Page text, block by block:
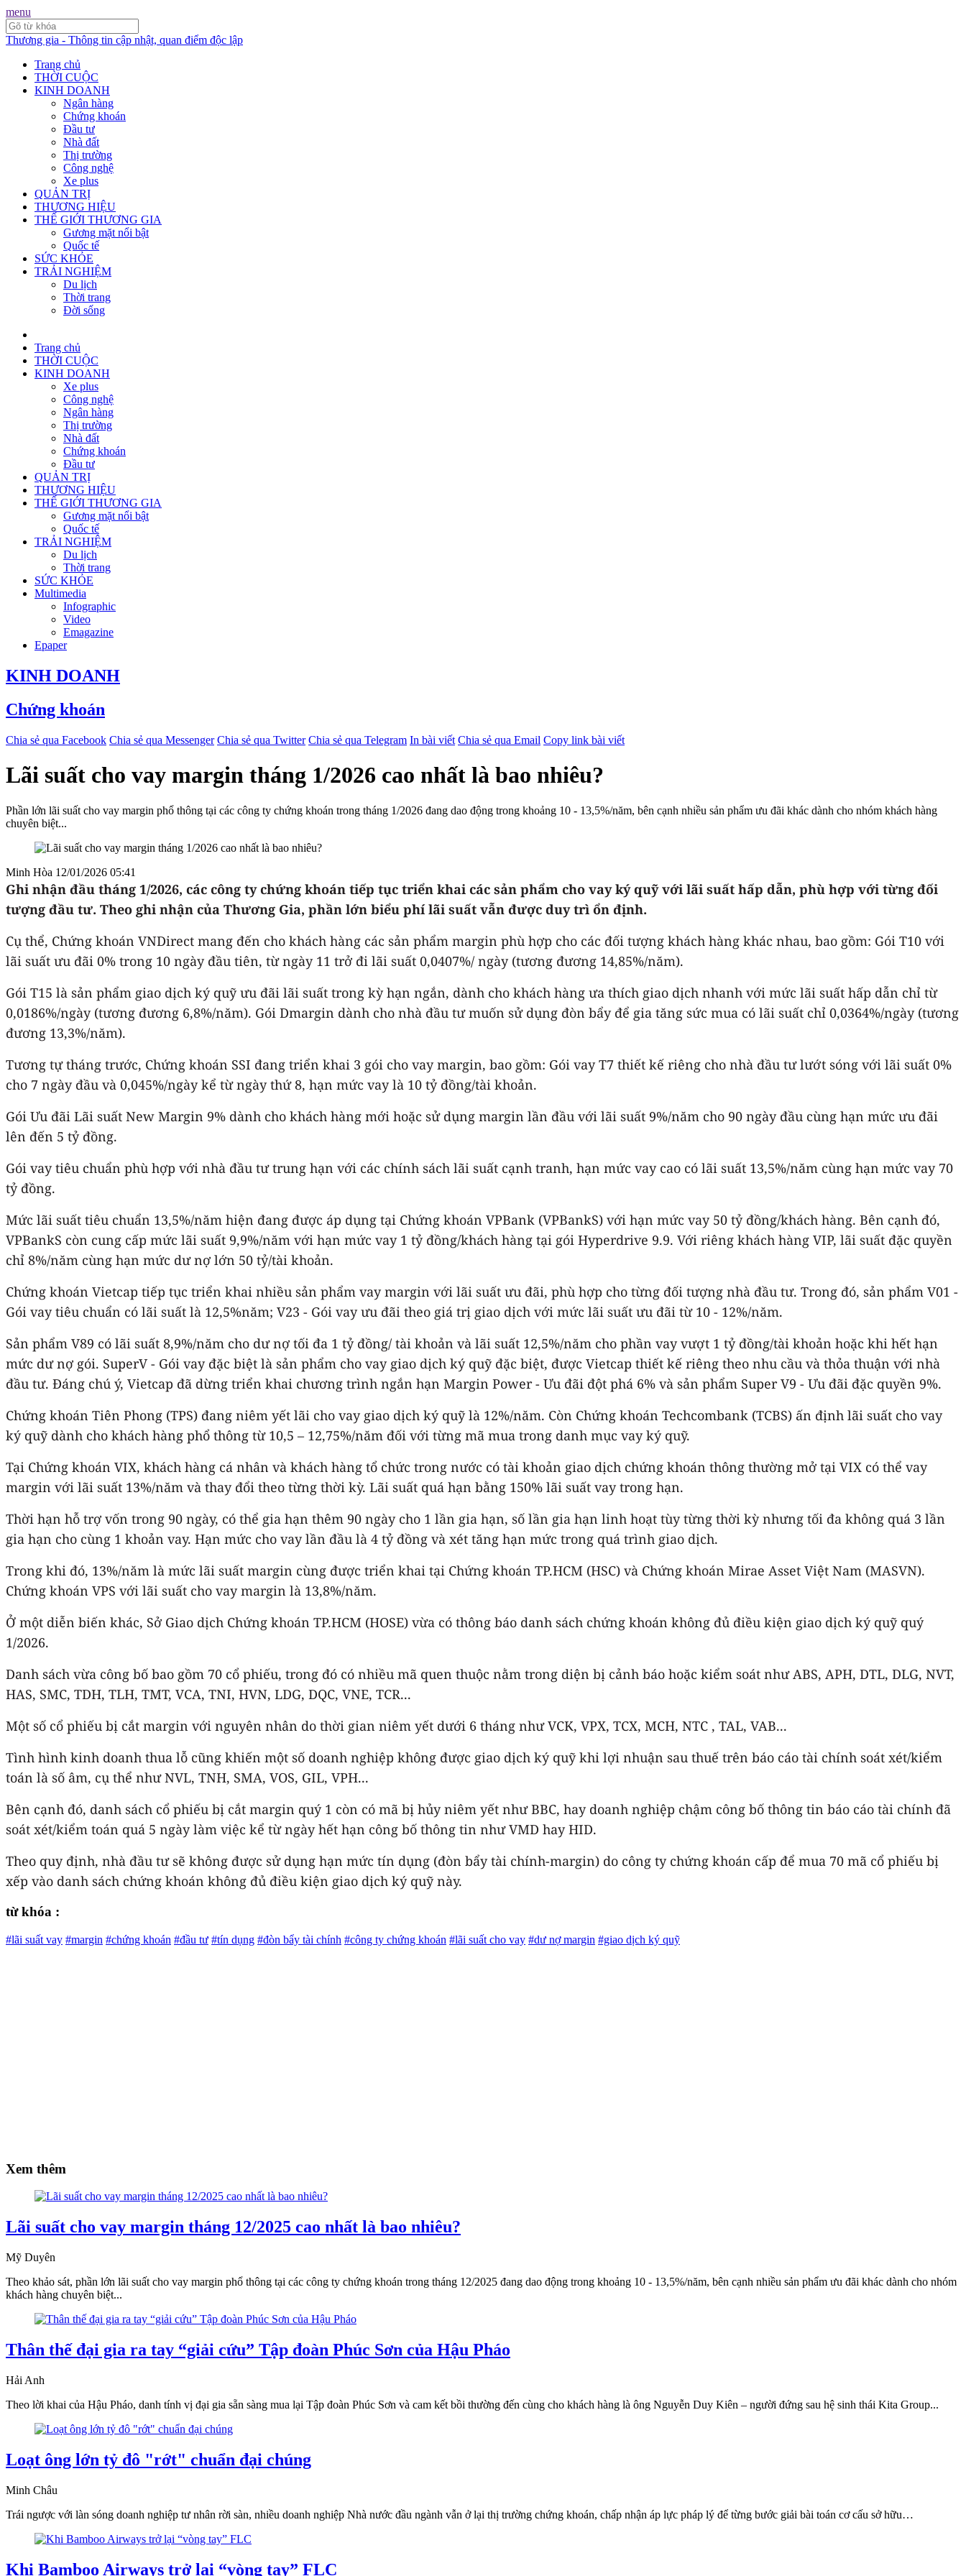
menu
Thương gia - Thông tin cập nhật, quan điểm độc lập
Trang chủ
THỜI CUỘC
KINH DOANH
Ngân hàng
Chứng khoán
Đầu tư
Nhà đất
Thị trường
Công nghệ
Xe plus
QUẢN TRỊ
THƯƠNG HIỆU
THẾ GIỚI THƯƠNG GIA
Gương mặt nổi bật
Quốc tế
SỨC KHỎE
TRẢI NGHIỆM
Du lịch
Thời trang
Đời sống
Trang chủ
THỜI CUỘC
KINH DOANH
Xe plus
Công nghệ
Ngân hàng
Thị trường
Nhà đất
Chứng khoán
Đầu tư
QUẢN TRỊ
THƯƠNG HIỆU
THẾ GIỚI THƯƠNG GIA
Gương mặt nổi bật
Quốc tế
TRẢI NGHIỆM
Du lịch
Thời trang
SỨC KHỎE
Multimedia
Infographic
Video
Emagazine
Epaper
KINH DOANH
Chứng khoán
Chia sẻ qua Facebook Chia sẻ qua Messenger Chia sẻ qua Twitter Chia sẻ qua Telegram In bài viết Chia sẻ qua Email Copy link bài viết
Lãi suất cho vay margin tháng 1/2026 cao nhất là bao nhiêu?
Phần lớn lãi suất cho vay margin phổ thông tại các công ty chứng khoán trong tháng 1/2026 đang dao động trong khoảng 10 - 13,5%/năm, bên cạnh nhiều sản phẩm ưu đãi khác dành cho nhóm khách hàng
chuyên biệt...
Minh Hòa 12/01/2026 05:41
Ghi nhận đầu tháng 1/2026, các công ty chứng khoán tiếp tục triển khai các sản phẩm cho vay ký quỹ với lãi suất hấp dẫn, phù hợp với từng đối
tượng đầu tư. Theo ghi nhận của Thương Gia, phần lớn biểu phí lãi suất vẫn được duy trì ổn định.
Cụ thể, Chứng khoán VNDirect mang đến cho khách hàng các sản phẩm margin phù hợp cho các đối tượng khách hàng khác nhau, bao gồm: Gói T10 với
lãi suất ưu đãi 0% trong 10 ngày đầu tiên, từ ngày 11 trở đi lãi suất 0,0407%/ ngày (tương đương 14,85%/năm).
Gói T15 là sản phẩm giao dịch ký quỹ ưu đãi lãi suất trong kỳ hạn ngắn, dành cho khách hàng ưa thích giao dịch nhanh với mức lãi suất hấp dẫn chỉ từ
0,0186%/ngày (tương đương 6,8%/năm). Gói Dmargin dành cho nhà đầu tư muốn sử dụng đòn bẩy để gia tăng sức mua có lãi suất chỉ 0,0364%/ngày (tương
đương 13,3%/năm).
Tương tự tháng trước, Chứng khoán SSI đang triển khai 3 gói cho vay margin, bao gồm: Gói vay T7 thiết kế riêng cho nhà đầu tư lướt sóng với lãi suất 0%
cho 7 ngày đầu và 0,045%/ngày kể từ ngày thứ 8, hạn mức vay là 10 tỷ đồng/tài khoản.
Gói Ưu đãi Lãi suất New Margin 9% dành cho khách hàng mới hoặc sử dụng margin lần đầu với lãi suất 9%/năm cho 90 ngày đầu cùng hạn mức ưu đãi
lên đến 5 tỷ đồng.
Gói vay tiêu chuẩn phù hợp với nhà đầu tư trung hạn với các chính sách lãi suất cạnh tranh, hạn mức vay cao có lãi suất 13,5%/năm cùng hạn mức vay 70
tỷ đồng.
Mức lãi suất tiêu chuẩn 13,5%/năm hiện đang được áp dụng tại Chứng khoán VPBank (VPBankS) với hạn mức vay 50 tỷ đồng/khách hàng. Bên cạnh đó,
VPBankS còn cung cấp mức lãi suất 9,9%/năm với hạn mức vay 1 tỷ đồng/khách hàng tại gói Hyperdrive 9.9. Với riêng khách hàng VIP, lãi suất đặc quyền
chỉ 8%/năm cùng hạn mức dư nợ lớn 50 tỷ/tài khoản.
Chứng khoán Vietcap tiếp tục triển khai nhiều sản phẩm vay margin với lãi suất ưu đãi, phù hợp cho từng đối tượng nhà đầu tư. Trong đó, sản phẩm V01 -
Gói vay tiêu chuẩn có lãi suất là 12,5%năm; V23 - Gói vay ưu đãi theo giá trị giao dịch với mức lãi suất ưu đãi từ 10 - 12%/năm.
Sản phẩm V89 có lãi suất 8,9%/năm cho dư nợ tối đa 1 tỷ đồng/ tài khoản và lãi suất 12,5%/năm cho phần vay vượt 1 tỷ đồng/tài khoản hoặc khi hết hạn
mức dư nợ gói. SuperV - Gói vay đặc biệt là sản phẩm cho vay giao dịch ký quỹ đặc biệt, được Vietcap thiết kế riêng theo nhu cầu và thỏa thuận với nhà
đầu tư. Đáng chú ý, Vietcap đã dừng triển khai chương trình ngắn hạn Margin Power - Ưu đãi đột phá 6% và sản phẩm Super V9 - Ưu đãi đặc quyền 9%.
Chứng khoán Tiên Phong (TPS) đang niêm yết lãi cho vay giao dịch ký quỹ là 12%/năm. Còn Chứng khoán Techcombank (TCBS) ấn định lãi suất cho vay
ký quỹ dành cho khách hàng phổ thông từ 10,5 – 12,75%/năm đối với từng mã mua trong danh mục vay ký quỹ.
Tại Chứng khoán VIX, khách hàng cá nhân và khách hàng tổ chức trong nước có tài khoản giao dịch chứng khoán thông thường mở tại VIX có thể vay
margin với lãi suất 13%/năm và thay đổi theo từng thời kỳ. Lãi suất quá hạn bằng 150% lãi suất vay trong hạn.
Thời hạn hỗ trợ vốn trong 90 ngày, có thể gia hạn thêm 90 ngày cho 1 lần gia hạn, số lần gia hạn linh hoạt tùy từng thời kỳ nhưng tối đa không quá 3 lần
gia hạn cho cùng 1 khoản vay. Hạn mức cho vay lần đầu là 4 tỷ đồng và xét tăng hạn mức trong quá trình giao dịch.
Trong khi đó, 13%/năm là mức lãi suất margin cùng được triển khai tại Chứng khoán TP.HCM (HSC) và Chứng khoán Mirae Asset Việt Nam (MASVN).
Chứng khoán VPS với lãi suất cho vay margin là 13,8%/năm.
Ở một diễn biến khác, Sở Giao dịch Chứng khoán TP.HCM (HOSE) vừa có thông báo danh sách chứng khoán không đủ điều kiện giao dịch ký quỹ quý
1/2026.
Danh sách vừa công bố bao gồm 70 cổ phiếu, trong đó có nhiều mã quen thuộc nằm trong diện bị cảnh báo hoặc kiểm soát như ABS, APH, DTL, DLG, NVT,
HAS, SMC, TDH, TLH, TMT, VCA, TNI, HVN, LDG, DQC, VNE, TCR...
Một số cổ phiếu bị cắt margin với nguyên nhân do thời gian niêm yết dưới 6 tháng như VCK, VPX, TCX, MCH, NTC , TAL, VAB...
Tình hình kinh doanh thua lỗ cũng khiến một số doanh nghiệp không được giao dịch ký quỹ khi lợi nhuận sau thuế trên báo cáo tài chính soát xét/kiểm
toán là số âm, cụ thể như NVL, TNH, SMA, VOS, GIL, VPH...
Bên cạnh đó, danh sách cổ phiếu bị cắt margin quý 1 còn có mã bị hủy niêm yết như BBC, hay doanh nghiệp chậm công bố thông tin báo cáo tài chính đã
soát xét/kiểm toán quá 5 ngày làm việc kể từ ngày hết hạn công bố thông tin như VMD hay HID.
Theo quy định, nhà đầu tư sẽ không được sử dụng hạn mức tín dụng (đòn bẩy tài chính-margin) do công ty chứng khoán cấp để mua 70 mã cổ phiếu bị
xếp vào danh sách chứng khoán không đủ điều kiện giao dịch ký quỹ này.
từ khóa :
#lãi suất vay #margin #chứng khoán #đầu tư #tín dụng #đòn bẩy tài chính #công ty chứng khoán #lãi suất cho vay #dư nợ margin #giao dịch ký quỹ
Xem thêm
Lãi suất cho vay margin tháng 12/2025 cao nhất là bao nhiêu?
Mỹ Duyên
Theo khảo sát, phần lớn lãi suất cho vay margin phổ thông tại các công ty chứng khoán trong tháng 12/2025 đang dao động trong khoảng 10 - 13,5%/năm, bên cạnh nhiều sản phẩm ưu đãi khác dành cho nhóm
khách hàng chuyên biệt...
Thân thế đại gia ra tay “giải cứu” Tập đoàn Phúc Sơn của Hậu Pháo
Hải Anh
Theo lời khai của Hậu Pháo, danh tính vị đại gia sẵn sàng mua lại Tập đoàn Phúc Sơn và cam kết bồi thường đến cùng cho khách hàng là ông Nguyễn Duy Kiên – người đứng sau hệ sinh thái Kita Group...
Loạt ông lớn tỷ đô "rớt" chuẩn đại chúng
Minh Châu
Trái ngược với làn sóng doanh nghiệp tư nhân rời sàn, nhiều doanh nghiệp Nhà nước đầu ngành vẫn ở lại thị trường chứng khoán, chấp nhận áp lực pháp lý để từng bước giải bài toán cơ cấu sở hữu…
Khi Bamboo Airways trở lại “vòng tay” FLC